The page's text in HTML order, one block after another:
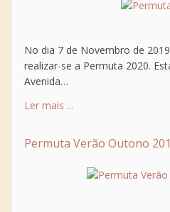
No dia 7 de Novembro de
realizar-se a Permuta 2020.
Avenida…
Ler mais ...
Permuta Verão Outono